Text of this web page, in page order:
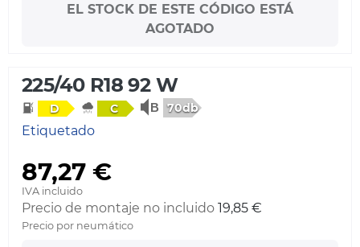
EL STOCK DE ESTE CÓDIGO ESTÁ
AGOTADO
225/40 R18 92 W
D C 70db
Etiquetado
87,27 €
IVA incluido
Precio de montaje no incluido 19,85 €
Precio por neumático